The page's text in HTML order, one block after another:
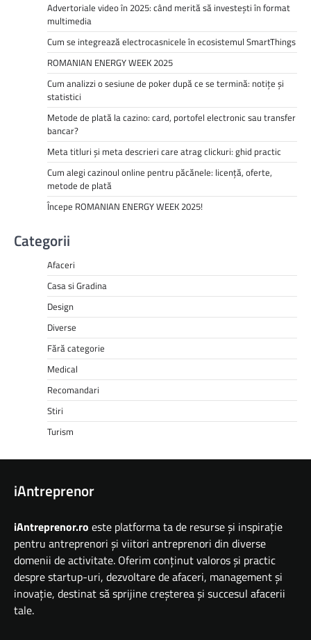
Advertoriale video în 2025: când merită să investești în format
multimedia
Cum se integrează electrocasnicele în ecosistemul SmartThings
ROMANIAN ENERGY WEEK 2025
Cum analizzi o sesiune de poker după ce se termină: notițe și
statistici
Metode de plată la cazino: card, portofel electronic sau transfer
bancar?
Meta titluri și meta descrieri care atrag clickuri: ghid practic
Cum alegi cazinoul online pentru păcănele: licență, oferte,
metode de plată
Începe ROMANIAN ENERGY WEEK 2025!
Categorii
Afaceri
Casa si Gradina
Design
Diverse
Fără categorie
Medical
Recomandari
Stiri
Turism
iAntreprenor
iAntreprenor.ro este platforma ta de resurse și inspirație
pentru antreprenori și viitori antreprenori din diverse
domenii de activitate. Oferim conținut valoros și practic
despre startup-uri, dezvoltare de afaceri, management și
inovație, destinat să sprijine creșterea și succesul afacerii
tale.